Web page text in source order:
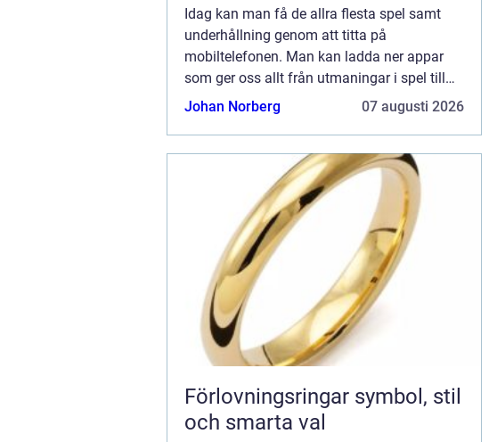
Idag kan man få de allra flesta spel samt
underhållning genom att titta på
mobiltelefonen. Man kan ladda ner appar
som ger oss allt från utmaningar i spel till
underhållning av filmer och serier. Det är
Johan Norberg 07 augusti 2026
Förlovningsringar symbol, stil
och smarta val